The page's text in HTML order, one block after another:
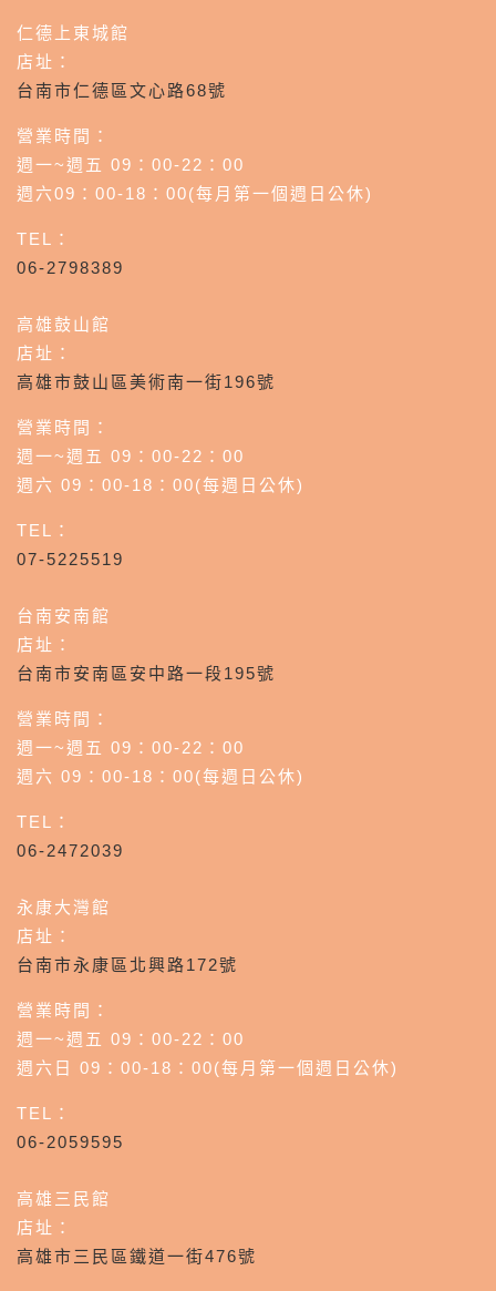
仁德上東城館
店址：
台南市仁德區文心路68號
營業時間：
週一~週五 09：00-22：00
週六09：00-18：00(每月第一個週日公休)
TEL：
06-2798389
高雄鼓山館
店址：
高雄市鼓山區美術南一街196號
營業時間：
週一~週五 09：00-22：00
週六 09：00-18：00(每週日公休)
TEL：
07-5225519
台南安南館
店址：
台南市安南區安中路一段195號
營業時間：
週一~週五 09：00-22：00
週六 09：00-18：00(每週日公休)
TEL：
06-2472039
永康大灣館
店址：
台南市永康區北興路172號
營業時間：
週一~週五 09：00-22：00
週六日 09：00-18：00(每月第一個週日公休)
TEL：
06-2059595
高雄三民館
店址：
高雄市三民區鐵道一街476號